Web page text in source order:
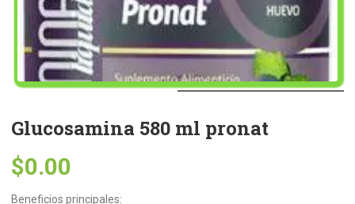
Glucosamina 580 ml pronat
$0.00
Beneficios principales: